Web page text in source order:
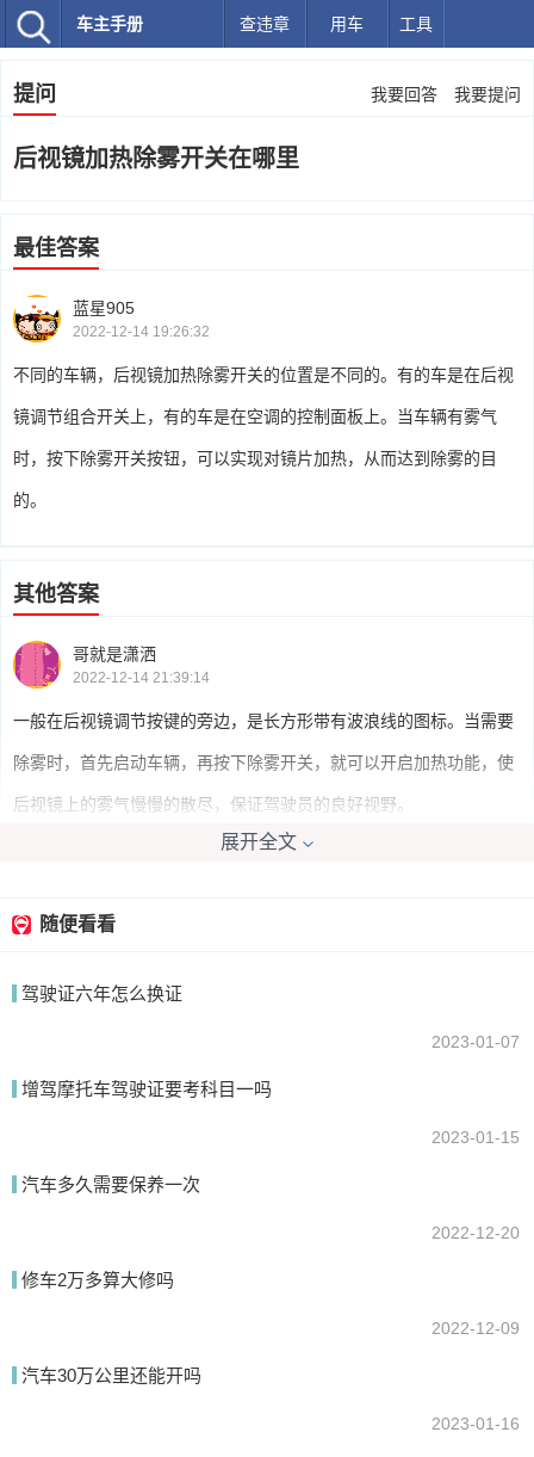
车主手册 查违章 用车 工具
提问 我要回答 我要提问
后视镜加热除雾开关在哪里
最佳答案
蓝星905
2022-12-14 19:26:32
不同的车辆，后视镜加热除雾开关的位置是不同的。有的车是在后视
镜调节组合开关上，有的车是在空调的控制面板上。当车辆有雾气
时，按下除雾开关按钮，可以实现对镜片加热，从而达到除雾的目
的。
其他答案
哥就是潇洒
2022-12-14 21:39:14
一般在后视镜调节按键的旁边，是长方形带有波浪线的图标。当需要
除雾时，首先启动车辆，再按下除雾开关，就可以开启加热功能，使
后视镜上的雾气慢慢的散尽，保证驾驶员的良好视野。
展开全文
随便看看
驾驶证六年怎么换证
2023-01-07
增驾摩托车驾驶证要考科目一吗
2023-01-15
汽车多久需要保养一次
2022-12-20
修车2万多算大修吗
2022-12-09
汽车30万公里还能开吗
2023-01-16